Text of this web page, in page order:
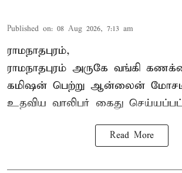
Published on: 08 Aug 2026, 7:13 am
ராமநாதபுரம்,
ராமநாதபுரம் அருகே வங்கி
கமிஷன் பெற்று ஆன்லைன் மோசடி
உதவிய வாலிபர் கைது
Read More